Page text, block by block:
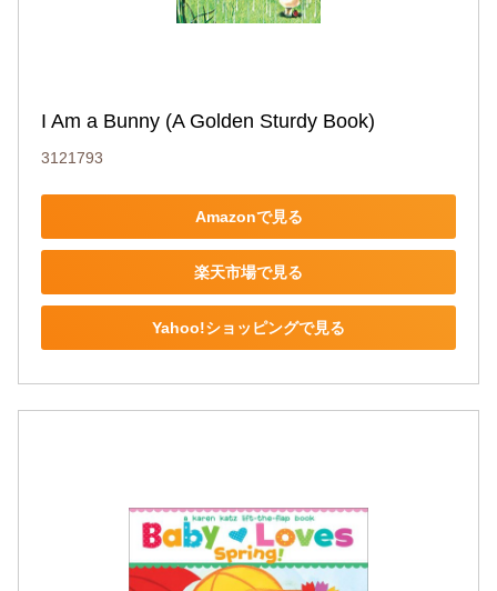
I Am a Bunny (A Golden Sturdy Book)
3121793
Amazonで見る
楽天市場で見る
Yahoo!ショッピングで見る